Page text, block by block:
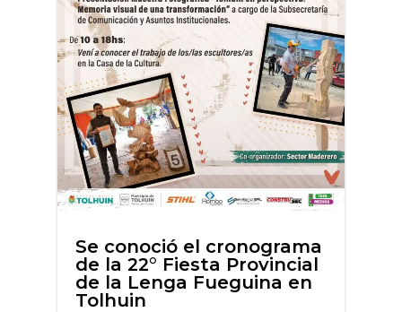
Se conoció el cronograma
de la 22° Fiesta Provincial
de la Lenga Fueguina en
Tolhuin